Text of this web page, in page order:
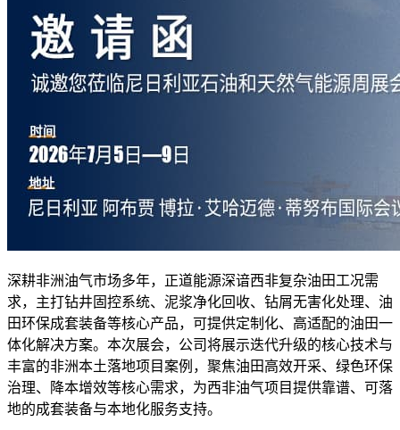
深耕非洲油气市场多年，正道能源深谙西非复杂油田工况需
求，主打钻井固控系统、泥浆净化回收、钻屑无害化处理、油
田环保成套装备等核心产品，可提供定制化、高适配的油田一
体化解决方案。本次展会，公司将展示迭代升级的核心技术与
丰富的非洲本土落地项目案例，聚焦油田高效开采、绿色环保
治理、降本增效等核心需求，为西非油气项目提供靠谱、可落
地的成套装备与本地化服务支持。